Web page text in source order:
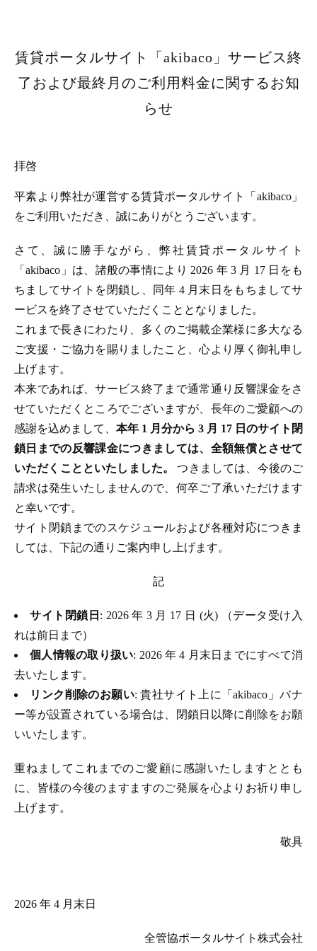
賃貸ポータルサイト「akibaco」サービス終
了および最終月のご利用料金に関するお知
らせ
拝啓
平素より弊社が運営する賃貸ポータルサイト「akibaco」
をご利用いただき、誠にありがとうございます。
さて、誠に勝手ながら、弊社賃貸ポータルサイト
「akibaco」は、諸般の事情により 2026 年 3 月 17 日をも
ちましてサイトを閉鎖し、同年 4 月末日をもちましてサ
ービスを終了させていただくこととなりました。
これまで長きにわたり、多くのご掲載企業様に多大なる
ご支援・ご協力を賜りましたこと、心より厚く御礼申し
上げます。
本来であれば、サービス終了まで通常通り反響課金をさ
せていただくところでございますが、長年のご愛顧への
感謝を込めまして、 本年 1 月分から 3 月 17 日のサイト閉
鎖日までの反響課金につきましては、全額無償とさせて
いただくことといたしました。つきましては、今後のご
請求は発生いたしませんので、何卒ご了承いただけます
と幸いです。
サイト閉鎖までのスケジュールおよび各種対応につきま
しては、下記の通りご案内申し上げます。
記
サイト閉鎖日 : 2026 年 3 月 17 日 (火) （データ受け入
れは前日まで）
個人情報の取り扱い: 2026 年 4 月末日までにすべて消
去いたします。
リンク削除のお願い: 貴社サイト上に「akibaco」バナ
ー等が設置されている場合は、閉鎖日以降に削除をお願
いいたします。
重ねましてこれまでのご愛顧に感謝いたしますととも
に、皆様の今後のますますのご発展を心よりお祈り申し
上げます。
敬具
2026 年 4 月末日
全管協ポータルサイト株式会社